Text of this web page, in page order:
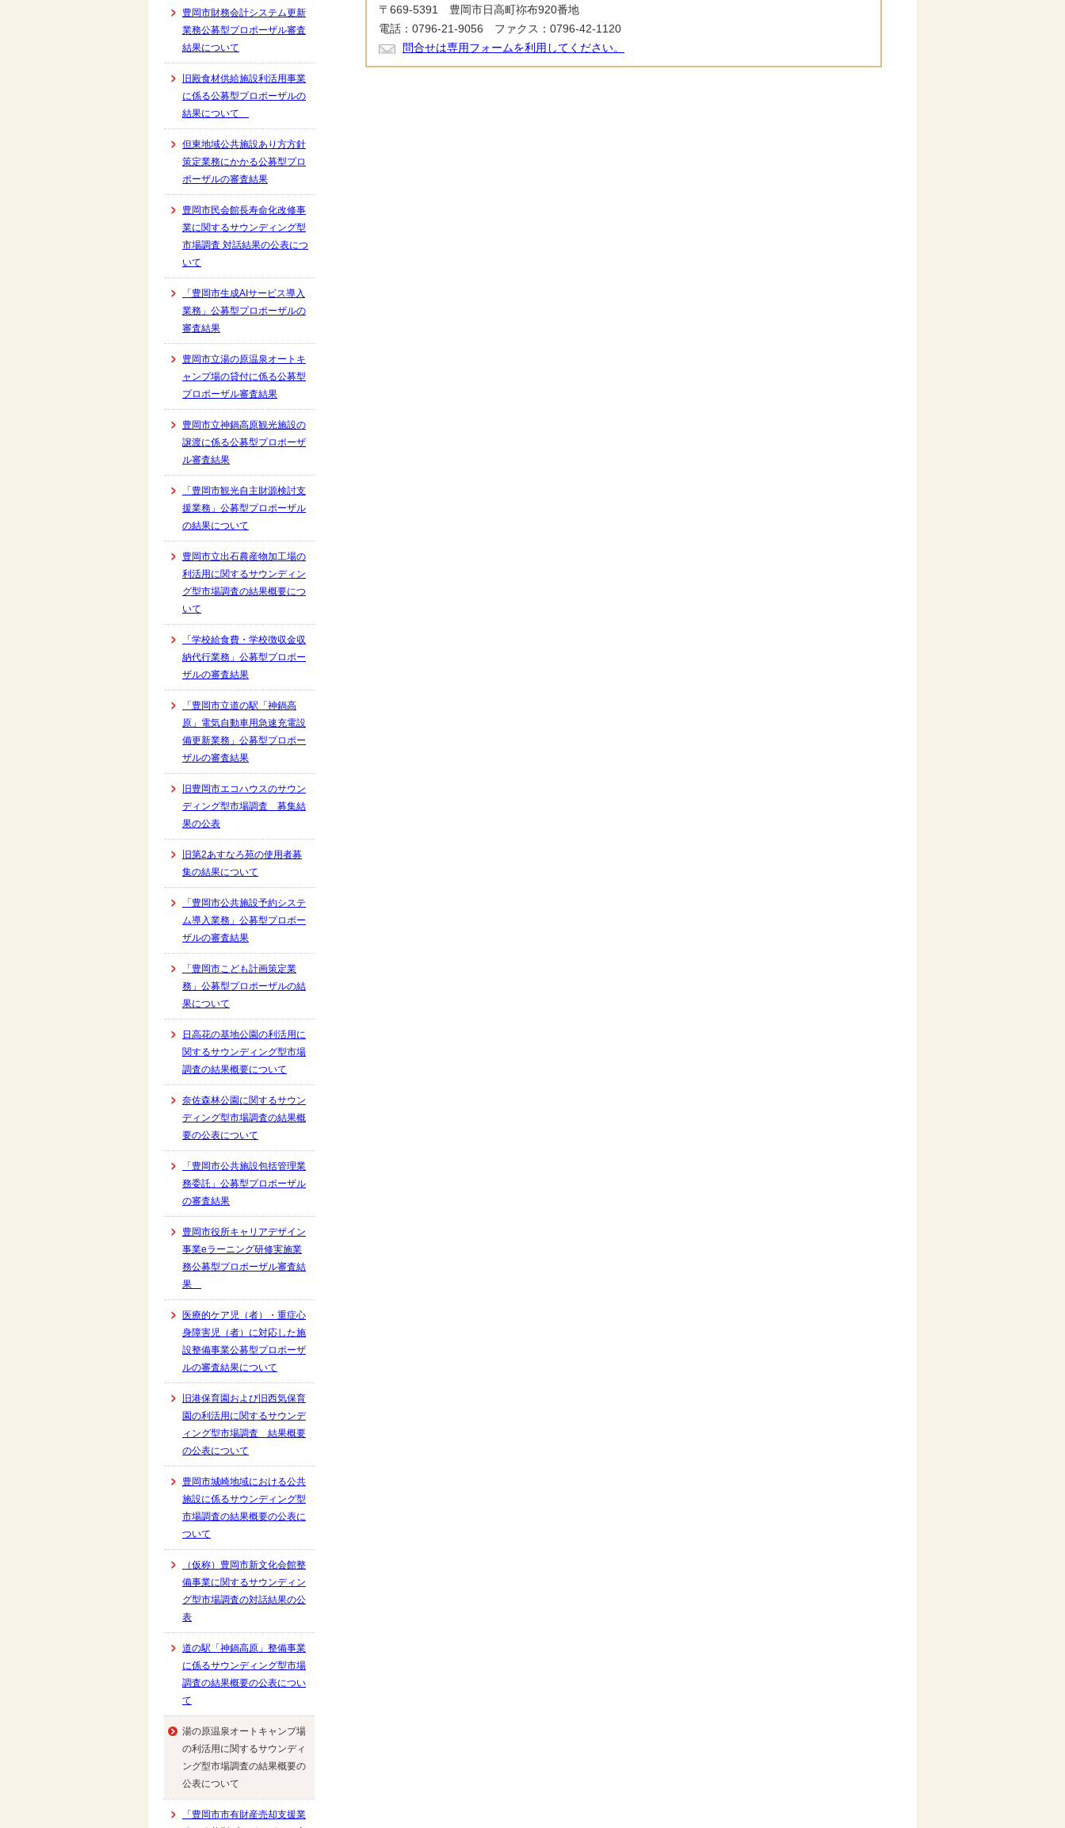
〒669-5391 豊岡市日高町祢布920番地
電話：0796-21-9056 ファクス：0796-42-1120
問合せは専用フォームを利用してください。
豊岡市財務会計システム更新
業務公募型プロポーザル審査
結果について
旧殿食材供給施設利活用事業
に係る公募型プロポーザルの
結果について
但東地域公共施設あり方方針
策定業務にかかる公募型プロ
ポーザルの審査結果
豊岡市民会館長寿命化改修事
業に関するサウンディング型
市場調査 対話結果の公表につ
いて
「豊岡市生成AIサービス導入
業務」公募型プロポーザルの
審査結果
豊岡市立湯の原温泉オートキ
ャンプ場の貸付に係る公募型
プロポーザル審査結果
豊岡市立神鍋高原観光施設の
譲渡に係る公募型プロポーザ
ル審査結果
「豊岡市観光自主財源検討支
援業務」公募型プロポーザル
の結果について
豊岡市立出石農産物加工場の
利活用に関するサウンディン
グ型市場調査の結果概要につ
いて
「学校給食費・学校徴収金収
納代行業務」公募型プロポー
ザルの審査結果
「豊岡市立道の駅「神鍋高
原」電気自動車用急速充電設
備更新業務」公募型プロポー
ザルの審査結果
旧豊岡市エコハウスのサウン
ディング型市場調査 募集結
果の公表
旧第2あすなろ苑の使用者募
集の結果について
「豊岡市公共施設予約システ
ム導入業務」公募型プロポー
ザルの審査結果
「豊岡市こども計画策定業
務」公募型プロポーザルの結
果について
日高花の基地公園の利活用に
関するサウンディング型市場
調査の結果概要について
奈佐森林公園に関するサウン
ディング型市場調査の結果概
要の公表について
「豊岡市公共施設包括管理業
務委託」公募型プロポーザル
の審査結果
豊岡市役所キャリアデザイン
事業eラーニング研修実施業
務公募型プロポーザル審査結
果
医療的ケア児（者）・重症心
身障害児（者）に対応した施
設整備事業公募型プロポーザ
ルの審査結果について
旧港保育園および旧西気保育
園の利活用に関するサウンデ
ィング型市場調査 結果概要
の公表について
豊岡市城崎地域における公共
施設に係るサウンディング型
市場調査の結果概要の公表に
ついて
（仮称）豊岡市新文化会館整
備事業に関するサウンディン
グ型市場調査の対話結果の公
表
道の駅「神鍋高原」整備事業
に係るサウンディング型市場
調査の結果概要の公表につい
て
湯の原温泉オートキャンプ場
の利活用に関するサウンディ
ング型市場調査の結果概要の
公表について
「豊岡市市有財産売却支援業